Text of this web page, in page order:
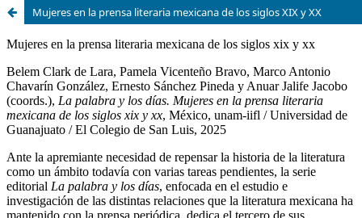
Mujeres en la prensa literaria mexicana de los siglos XIX y XX